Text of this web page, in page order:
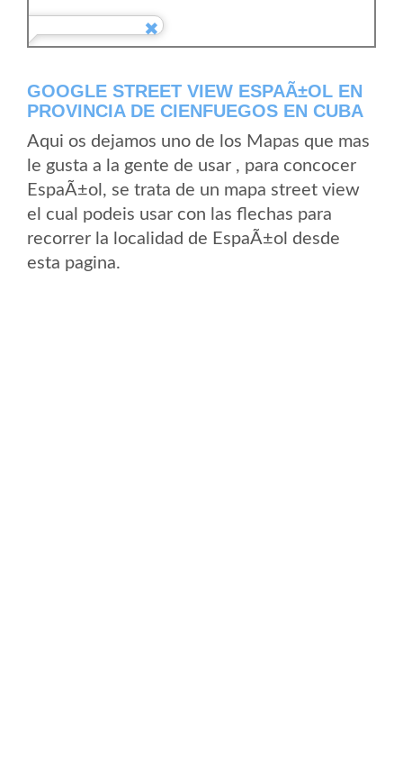
GOOGLE STREET VIEW ESPAÃ±OL EN
PROVINCIA DE CIENFUEGOS EN CUBA
Aqui os dejamos uno de los Mapas que mas
le gusta a la gente de usar , para concocer
EspaÃ±ol, se trata de un mapa street view
el cual podeis usar con las flechas para
recorrer la localidad de EspaÃ±ol desde
esta pagina.